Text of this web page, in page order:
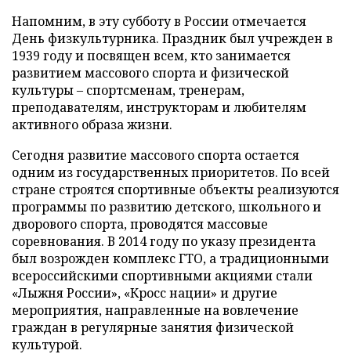
Напомним, в эту субботу в России отмечается
День физкультурника. Праздник был учрежден в
1939 году и посвящен всем, кто занимается
развитием массового спорта и физической
культуры – спортсменам, тренерам,
преподавателям, инструкторам и любителям
активного образа жизни.
Сегодня развитие массового спорта остается
одним из государственных приоритетов. По всей
стране строятся спортивные объекты реализуются
программы по развитию детского, школьного и
дворового спорта, проводятся массовые
соревнования. В 2014 году по указу президента
был возрожден комплекс ГТО, а традиционными
всероссийскими спортивными акциями стали
«Лыжня России», «Кросс нации» и другие
мероприятия, направленные на вовлечение
граждан в регулярные занятия физической
культурой.